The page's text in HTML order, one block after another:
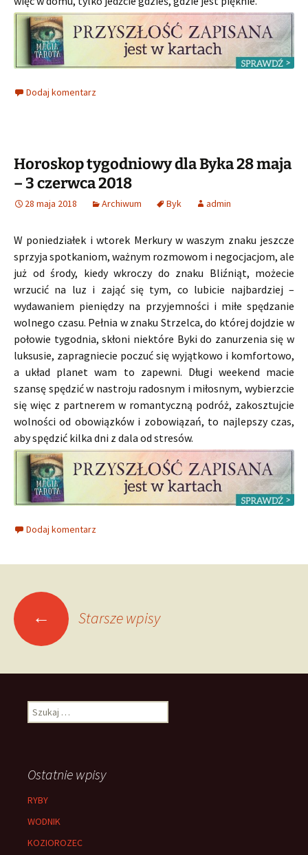
Dodaj komentarz
Horoskop tygodniowy dla Byka 28 maja
– 3 czerwca 2018
28 maja 2018 Archiwum Byk admin
W poniedziałek i wtorek Merkury w waszym znaku jeszcze
sprzyja spotkaniom, ważnym rozmowom i negocjacjom, ale
już od środy, kiedy wkroczy do znaku Bliźniąt, możecie
wrzucić na luz i zająć się tym, co lubicie najbardziej –
wydawaniem pieniędzy na przyjemności i miłe spędzanie
wolnego czasu. Pełnia w znaku Strzelca, do której dojdzie w
połowie tygodnia, skłoni niektóre Byki do zanurzenia się w
luksusie, zapragniecie poczuć się wyjątkowo i komfortowo,
a układ planet wam to zapewni. Długi weekend macie
szansę spędzić w nastroju radosnym i miłosnym, wybierzcie
się więc z partnerem w romantyczną podróż, zakosztujcie
wolności od obowiązków i zobowiązań, to najlepszy czas,
aby spędzić kilka dni z dala od stresów.
Dodaj komentarz
Nawigacja
po
wpisach
← Starsze wpisy
Szukaj:
Ostatnie wpisy
RYBY
WODNIK
KOZIOROZEC